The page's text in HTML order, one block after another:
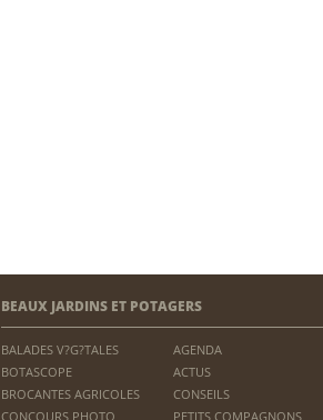
BEAUX JARDINS ET POTAGERS
BALADES V?G?TALES
BOTASCOPE
BROCANTES AGRICOLES
CONCOURS PHOTO
AGENDA
ACTUS
CONSEILS
PETITS COMPAGNONS